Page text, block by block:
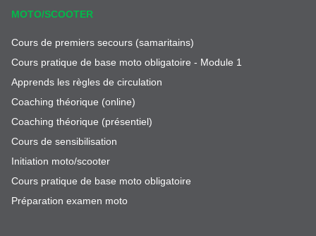
MOTO/SCOOTER
Cours de premiers secours (samaritains)
Cours pratique de base moto obligatoire - Module 1
Apprends les règles de circulation
Coaching théorique (online)
Coaching théorique (présentiel)
Cours de sensibilisation
Initiation moto/scooter
Cours pratique de base moto obligatoire
Préparation examen moto